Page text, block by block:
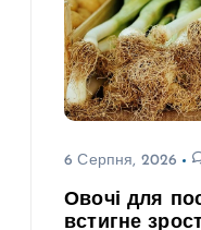
6 Серпня, 2026
Овочі для
встигне